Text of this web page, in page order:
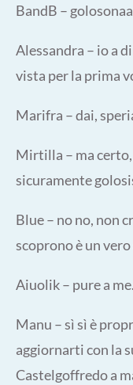
BandB –
Alessandra – io a
vista per la prima
Marifra – dai,
Mirtilla – ma
sicuramente
Blue – no no, non
scoprono è un
Aiuolik – pure a
Manu – sì sì è
aggiornarti con la
Castelgoffredo a